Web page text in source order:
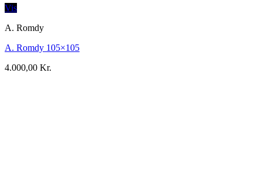
Vis
A. Romdy
A. Romdy 105×105
4.000,00 Kr.